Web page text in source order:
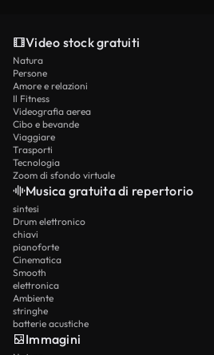
Video stock gratuiti
Natura
Persone
Amore e relazioni
Il Fitness
Videografia aerea
Cibo e bevande
Viaggiare
Trasporti
Tecnologia
Zoom di sfondo virtuale
Musica gratuita di repertorio
sintesi
Drum elettronico
chiavi
pianoforte
Cinematica
Smooth
elettronica
Ambiente
stringhe
batterie acustiche
Immagini